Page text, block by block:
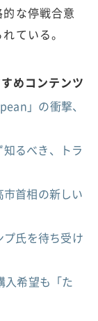
な停戦合意
ている。
めコンテンツ
」の衝撃、
るべき、トラ
市首相の新しい
氏を待ち受け
希望も「た